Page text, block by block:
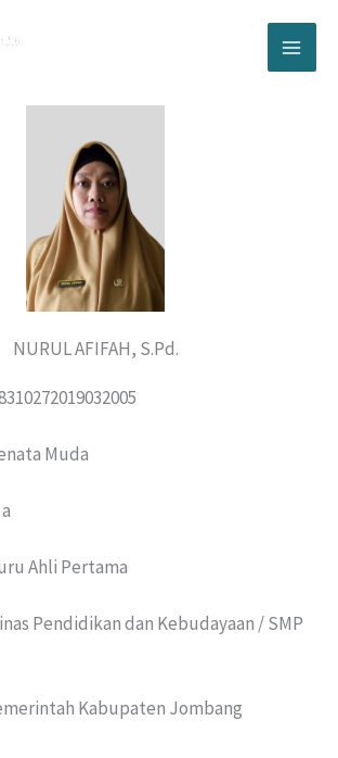
NURUL AFIFAH, S.Pd.
Muda
Ahli Pertama
Pendidikan dan Kebudayaan / SMP
Kabupaten Jombang